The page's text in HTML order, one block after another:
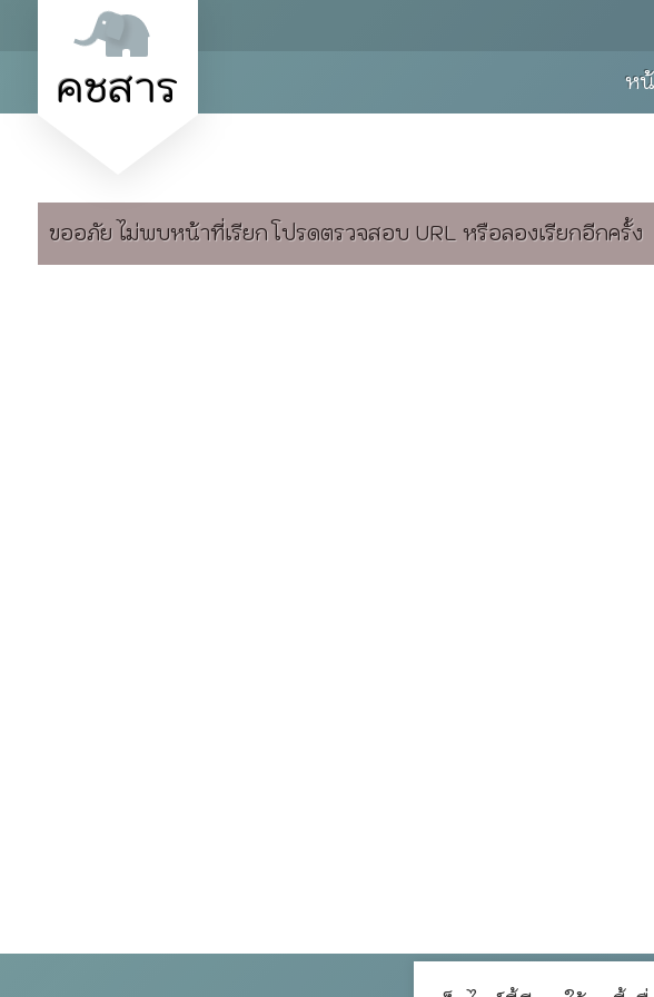
คชสาร ห
ขออภัย ไม่พบหน้าที่เรียก โปรดตรวจสอบ URL หรือลองเรียกอีกครั้ง